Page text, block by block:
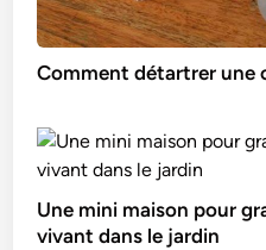
Comment détartrer une
Une mini maison pour
vivant dans le jardin